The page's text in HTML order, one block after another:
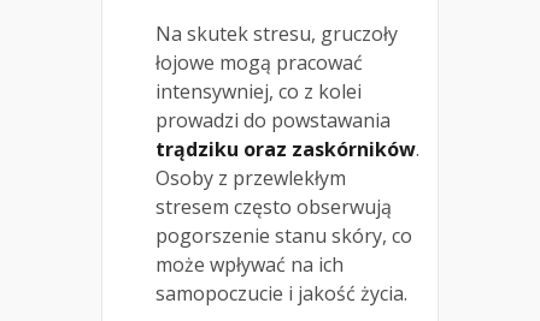
Na skutek stresu, gruczoły
łojowe mogą pracować
intensywniej, co z kolei
prowadzi do powstawania
trądziku oraz zaskórników.
Osoby z przewlekłym
stresem często obserwują
pogorszenie stanu skóry, co
może wpływać na ich
samopoczucie i jakość życia.